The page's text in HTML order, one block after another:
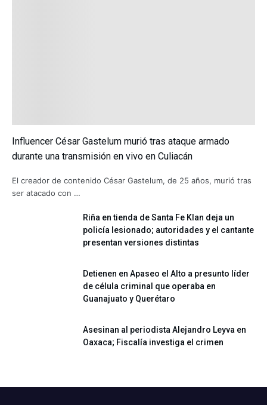
Influencer César Gastelum murió tras ataque armado
durante una transmisión en vivo en Culiacán
El creador de contenido César Gastelum, de 25 años, murió tras
ser atacado con …
Riña en tienda de Santa Fe Klan deja un
policía lesionado; autoridades y el cantante
presentan versiones distintas
Detienen en Apaseo el Alto a presunto líder
de célula criminal que operaba en
Guanajuato y Querétaro
Asesinan al periodista Alejandro Leyva en
Oaxaca; Fiscalía investiga el crimen